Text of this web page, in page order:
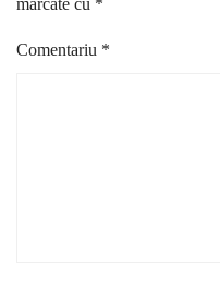
marcate cu *
Comentariu *